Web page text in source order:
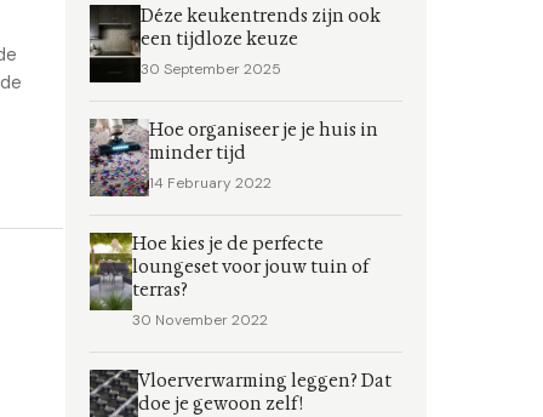
Déze keukentrends zijn ook
een tijdloze keuze
30 September 2025
Hoe organiseer je je huis in
minder tijd
14 February 2022
Hoe kies je de perfecte
loungeset voor jouw tuin of
terras?
30 November 2022
Vloerverwarming leggen? Dat
doe je gewoon zelf!